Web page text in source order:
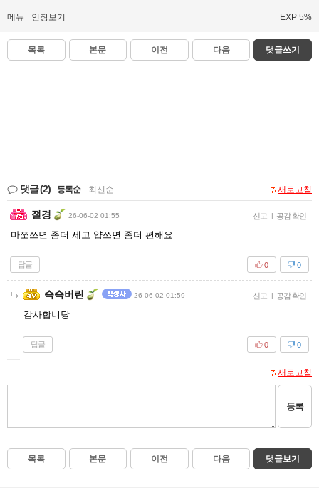
메뉴 인장보기 EXP 5%
목록 본문 이전 다음 댓글쓰기
댓글(2) 등록순 최신순 새로고침
절경 26-06-02 01:55 신고 | 공감 확인
마쪼쓰면 좀더 세고 얍쓰면 좀더 편해요
답글 0
0
슥슥버린 26-06-02 01:59 신고 | 공감 확인
감사합니당
답글 0
0
새로고침
등록
목록 본문 이전 다음 댓글보기